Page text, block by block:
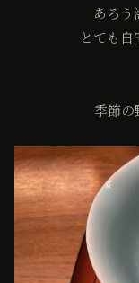
あろう
とても
季節の